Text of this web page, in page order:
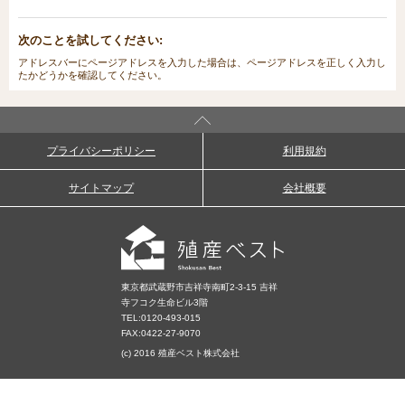
次のことを試してください:
アドレスバーにページアドレスを入力した場合は、ページアドレスを正しく入力し
たかどうかを確認してください。
プライバシーポリシー 利用規約
サイトマップ 会社概要
東京都武蔵野市吉祥寺南町2-3-15 吉祥
寺フコク生命ビル3階
TEL:0120-493-015
FAX:0422-27-9070
(c) 2016 殖産ベスト株式会社